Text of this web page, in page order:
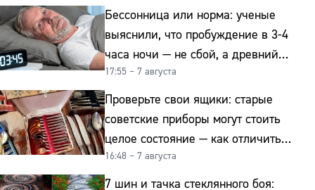
Бессонница или норма: ученые
выяснили, что пробуждение в 3-4
часа ночи — не сбой, а древний
биологический ритм
17:55 – 7 августа
Проверьте свои ящики: старые
советские приборы могут стоить
целое состояние — как отличить
подделку от мельхиора
16:48 – 7 августа
7 шин и тачка стеклянного боя: